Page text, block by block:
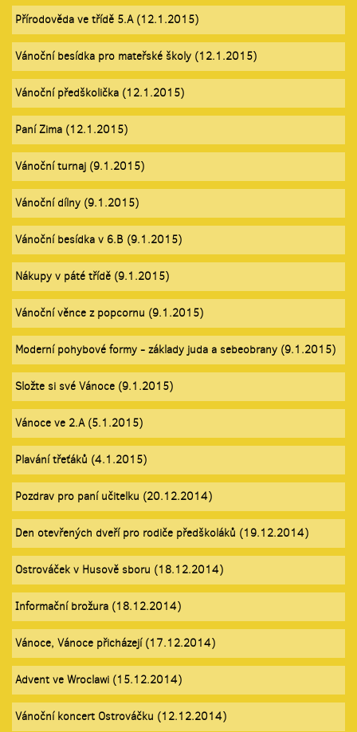
Přírodověda ve třídě 5.A (12.1.2015)
Vánoční besídka pro mateřské školy (12.1.2015)
Vánoční předškolička (12.1.2015)
Paní Zima (12.1.2015)
Vánoční turnaj (9.1.2015)
Vánoční dílny (9.1.2015)
Vánoční besídka v 6.B (9.1.2015)
Nákupy v páté třídě (9.1.2015)
Vánoční věnce z popcornu (9.1.2015)
Moderní pohybové formy - základy juda a sebeobrany (9.1.2015)
Složte si své Vánoce (9.1.2015)
Vánoce ve 2.A (5.1.2015)
Plavání třeťáků (4.1.2015)
Pozdrav pro paní učitelku (20.12.2014)
Den otevřených dveří pro rodiče předškoláků (19.12.2014)
Ostrováček v Husově sboru (18.12.2014)
Informační brožura (18.12.2014)
Vánoce, Vánoce přicházejí (17.12.2014)
Advent ve Wroclawi (15.12.2014)
Vánoční koncert Ostrováčku (12.12.2014)